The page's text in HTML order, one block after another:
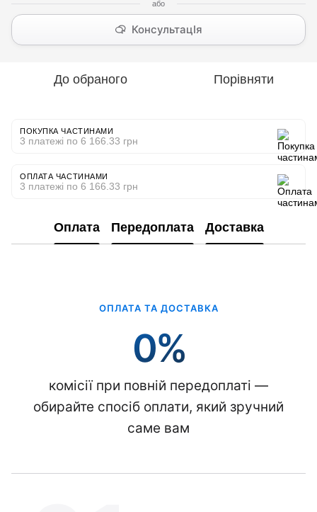
КонсультацІя
До обраного Порівняти
ПОКУПКА ЧАСТИНАМИ
3 платежі по 6 166.33 грн
ОПЛАТА ЧАСТИНАМИ
3 платежі по 6 166.33 грн
Оплата Передоплата Доставка
ОПЛАТА ТА ДОСТАВКА
0%
комісії при повній передоплаті —
обирайте спосіб оплати, який зручний
саме вам